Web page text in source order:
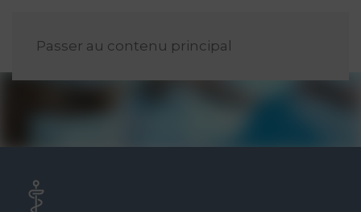
Passer au contenu principal